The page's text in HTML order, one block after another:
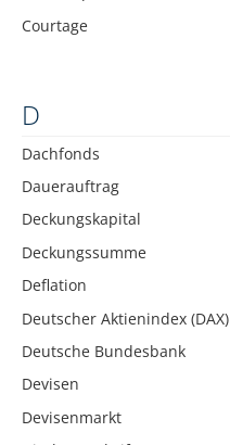
Courtage
D
Dachfonds
Dauerauftrag
Deckungskapital
Deckungssumme
Deflation
Deutscher Aktienindex (DAX)
Deutsche Bundesbank
Devisen
Devisenmarkt